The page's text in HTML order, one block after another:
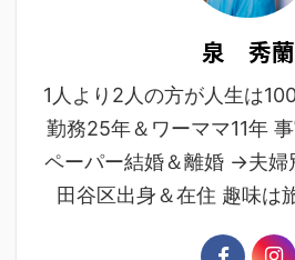
泉 秀蘭
1人より2人の方が人生は
勤務25年＆ワーママ11年
ペーパー結婚＆離婚 →夫婦
田谷区出身＆在住 趣味は